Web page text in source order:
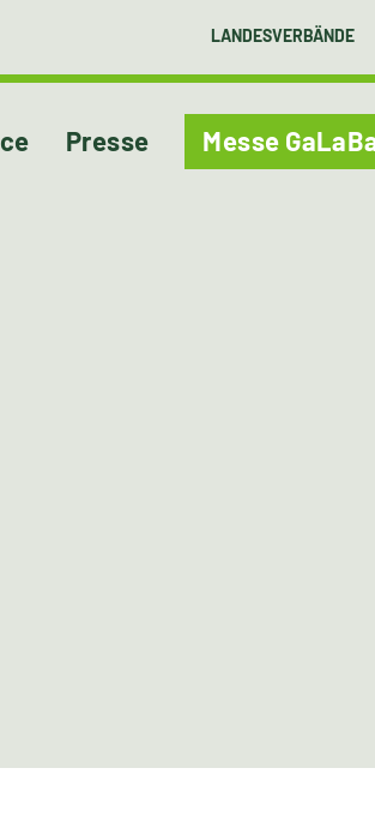
LANDESVERBÄNDE
Presse Messe